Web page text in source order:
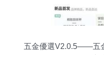
五金優選V2.0.5——五